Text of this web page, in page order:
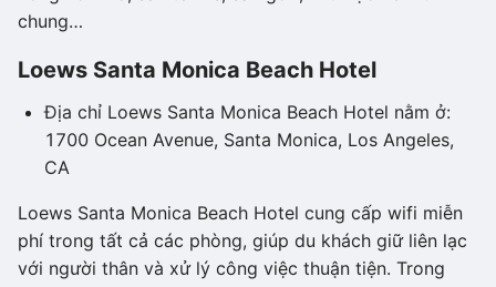
chung…
Loews Santa Monica Beach Hotel
Địa chỉ Loews Santa Monica Beach Hotel nằm ở:
1700 Ocean Avenue, Santa Monica, Los Angeles,
CA
Loews Santa Monica Beach Hotel cung cấp wifi miễn
phí trong tất cả các phòng, giúp du khách giữ liên lạc
với người thân và xử lý công việc thuận tiện. Trong